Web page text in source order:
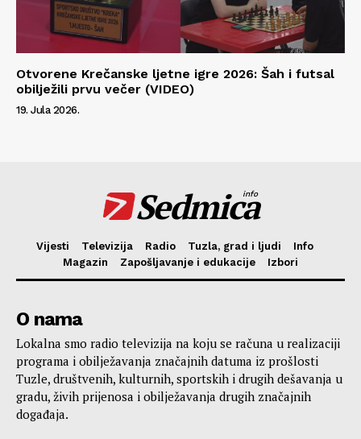
Otvorene Krečanske ljetne igre 2026: Šah i futsal
obilježili prvu večer (VIDEO)
19. Jula 2026.
Sedmica
info
Vijesti Televizija Radio Tuzla, grad i ljudi
Info
Magazin
Zapošljavanje i edukacije Izbori
O nama
Lokalna smo radio televizija na koju se računa u realizaciji
programa i obilježavanja značajnih datuma iz prošlosti
Tuzle, društvenih, kulturnih, sportskih i drugih dešavanja u
gradu, živih prijenosa i obilježavanja drugih značajnih
događaja.